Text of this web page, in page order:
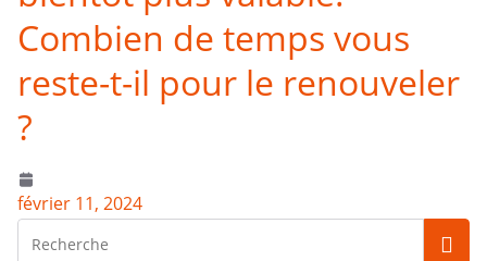
Combien de temps vous
reste-t-il pour le renouveler
?
février 11, 2024